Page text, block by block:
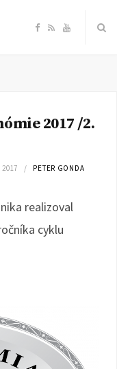
F
e
b
o
R Y
T
u
2017 /2.
2017 PETER GONDA
realizoval
cyklu